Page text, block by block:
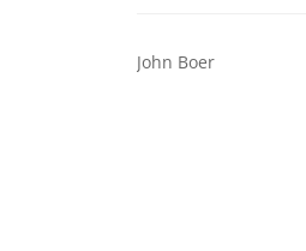
John Boer